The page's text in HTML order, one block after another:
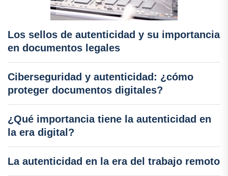
Los sellos de autenticidad y su importancia
en documentos legales
Ciberseguridad y autenticidad: ¿cómo
proteger documentos digitales?
¿Qué importancia tiene la autenticidad en
la era digital?
La autenticidad en la era del trabajo remoto